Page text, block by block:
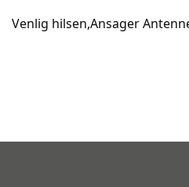
Venlig hilsen,Ansager